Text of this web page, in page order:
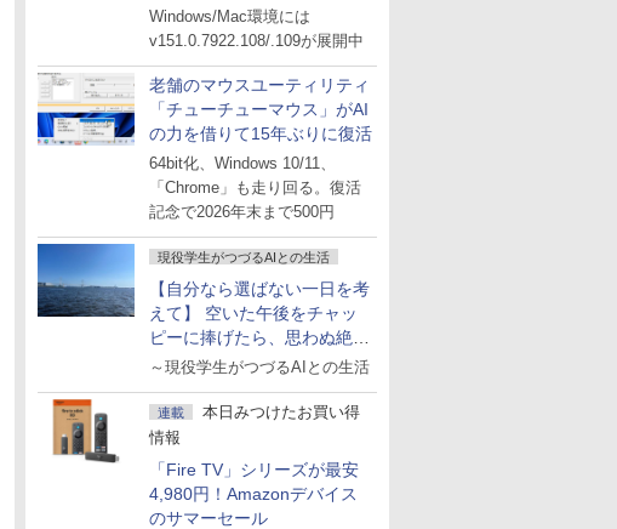
対処
Windows/Mac環境には
v151.0.7922.108/.109が展開中
老舗のマウスユーティリティ
「チューチューマウス」がAI
の力を借りて15年ぶりに復活
64bit化、Windows 10/11、
「Chrome」も走り回る。復活
記念で2026年末まで500円
現役学生がつづるAIとの生活
【自分なら選ばない一日を考
えて】 空いた午後をチャッ
ピーに捧げたら、思わぬ絶景
に出会った話
～現役学生がつづるAIとの生活
連載
本日みつけたお買い得
情報
「Fire TV」シリーズが最安
4,980円！Amazonデバイス
のサマーセール